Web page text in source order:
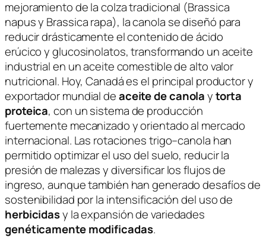
mejoramiento de la colza tradicional (Brassica
napusy Brassica rapa), la canola se diseñó para
reducir drásticamente el contenido de ácido
erúcico y glucosinolatos, transformando un aceite
industrial en un aceite comestible de alto valor
nutricional. Hoy, Canadá es el principal productor y
exportador mundial deaceite de canolaytorta
proteica, con un sistema de producción
fuertemente mecanizado y orientado al mercado
internacional. Las rotaciones trigo–canola han
permitido optimizar el uso del suelo, reducir la
presión de malezas y diversificar los flujos de
ingreso, aunque también han generado desafíos de
sostenibilidad por la intensificación del uso de
herbicidasy la expansión de variedades
genéticamente modificadas.